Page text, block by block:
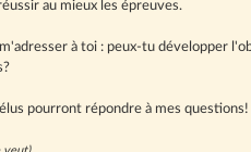
au mieux les épreuves.
à toi : peux-tu développer
pourront répondre à mes questions!